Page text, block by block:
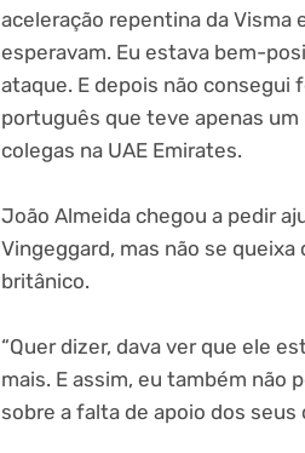
aceleração repentina da Visma
esperavam. Eu estava bem-
ataque. E depois não consegui
português que teve apenas
colegas na UAE Emirates.
João Almeida chegou a pedir
Vingeggard, mas não se
britânico.
“Quer dizer, dava ver que ele
mais. E assim, eu também não
sobre a falta de apoio dos seus